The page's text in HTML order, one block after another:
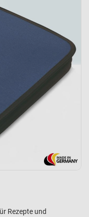
Rezepte und